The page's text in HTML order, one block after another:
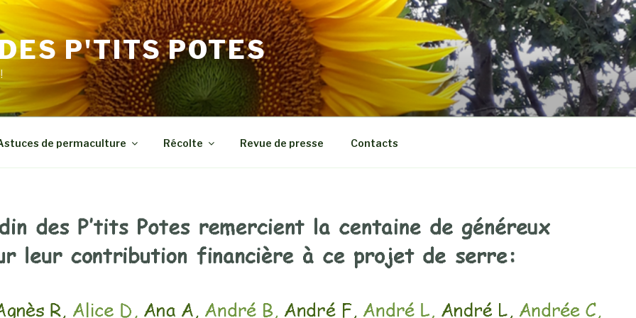
P'TITS POTES
de permaculture Récolte Revue de presse Contacts